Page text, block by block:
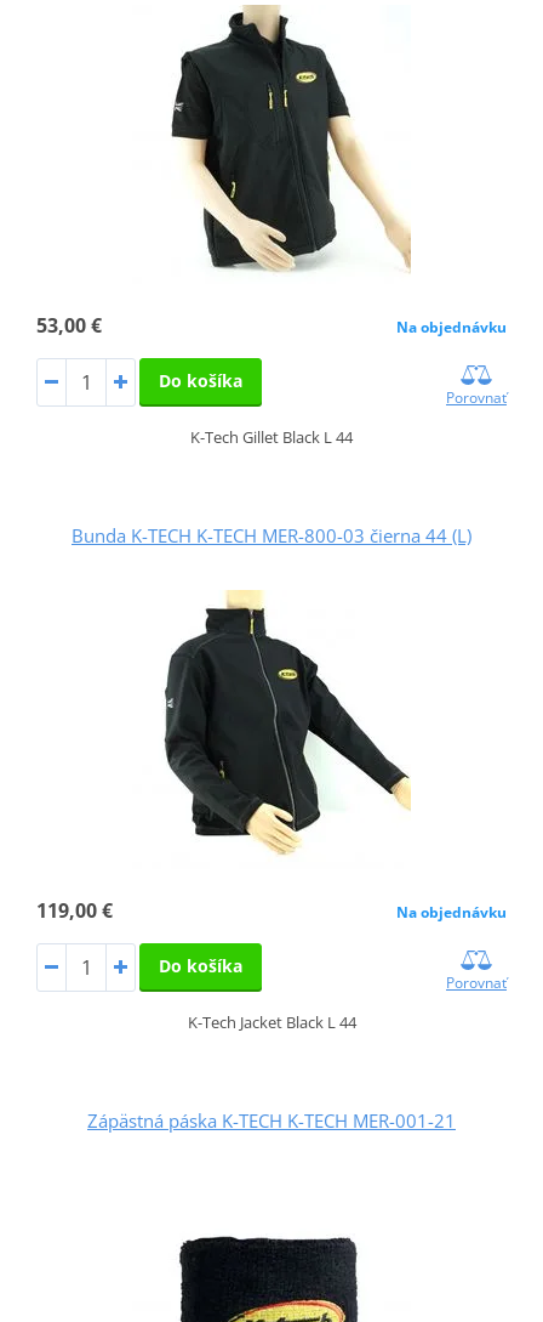
53,00 € Na objednávku
Do košíka
Porovnať
K-Tech Gillet Black L 44
Bunda K-TECH K-TECH MER-800-03 čierna 44 (L)
119,00 € Na objednávku
Do košíka
Porovnať
K-Tech Jacket Black L 44
Zápästná páska K-TECH K-TECH MER-001-21